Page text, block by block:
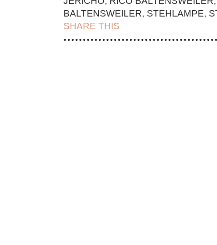
BALTENSWEILER, STEHLAMPE,
SHARE THIS